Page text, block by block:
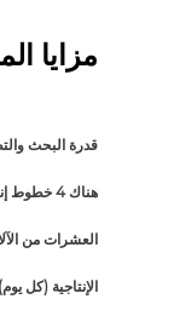
مزايا
قدرة البحث
هناك 4 خطوط إنتاج رئيسية.
العشرات من
الإنتاجية (كل يوم) 30.000-60.000 كتاب تمارين عادي.